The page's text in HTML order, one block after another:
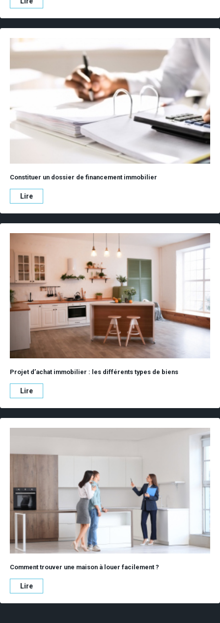
Constituer un dossier de financement immobilier
Lire
Projet d’achat immobilier : les différents types de biens
Lire
Comment trouver une maison à louer facilement ?
Lire